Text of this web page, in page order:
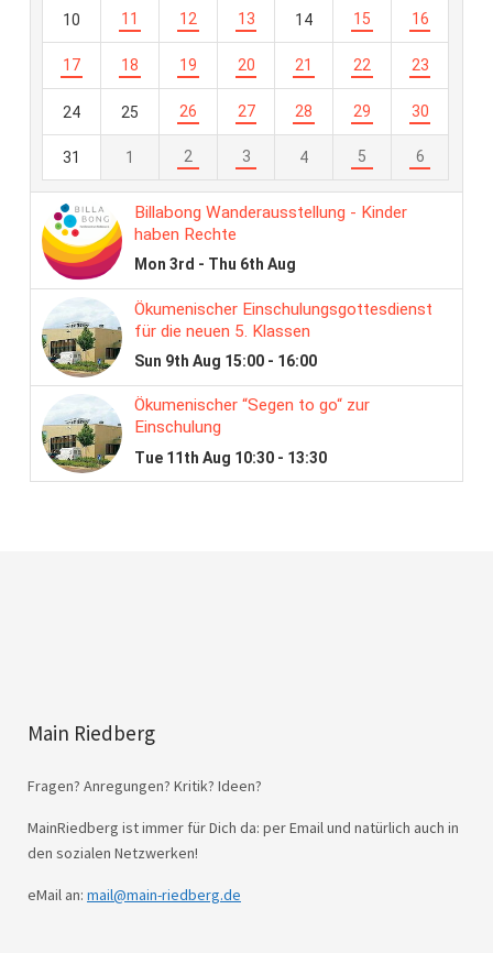
Main Riedberg
Fragen? Anregungen? Kritik? Ideen?
MainRiedberg ist immer für Dich da: per Email und natürlich auch in
den sozialen Netzwerken!
eMail an: mail@main-riedberg.de